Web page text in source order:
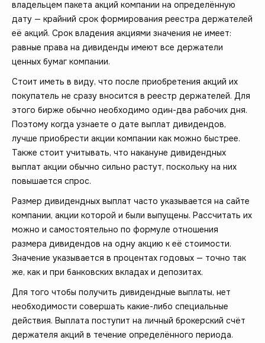
владельцем пакета акций компании на определённую
дату — крайний срок формирования реестра держателей
её акций. Срок владения акциями значения не имеет:
равные права на дивиденды имеют все держатели
ценных бумаг компании.
Стоит иметь в виду, что после приобретения акций их
покупатель не сразу вносится в реестр держателей. Для
этого бирже обычно необходимо один-два рабочих дня.
Поэтому когда узнаете о дате выплат дивидендов,
лучше приобрести акции компании как можно быстрее.
Также стоит учитывать, что накануне дивидендных
выплат акции обычно сильно растут, поскольку на них
повышается спрос.
Размер дивидендных выплат часто указывается на сайте
компании, акции которой и были выпущены. Рассчитать их
можно и самостоятельно по формуле отношения
размера дивидендов на одну акцию к её стоимости.
Значение указывается в процентах годовых — точно так
же, как и при банковских вкладах и депозитах.
Для того чтобы получить дивидендные выплаты, нет
необходимости совершать какие-либо специальные
действия. Выплата поступит на личный брокерский счёт
держателя акций в течение определённого периода.